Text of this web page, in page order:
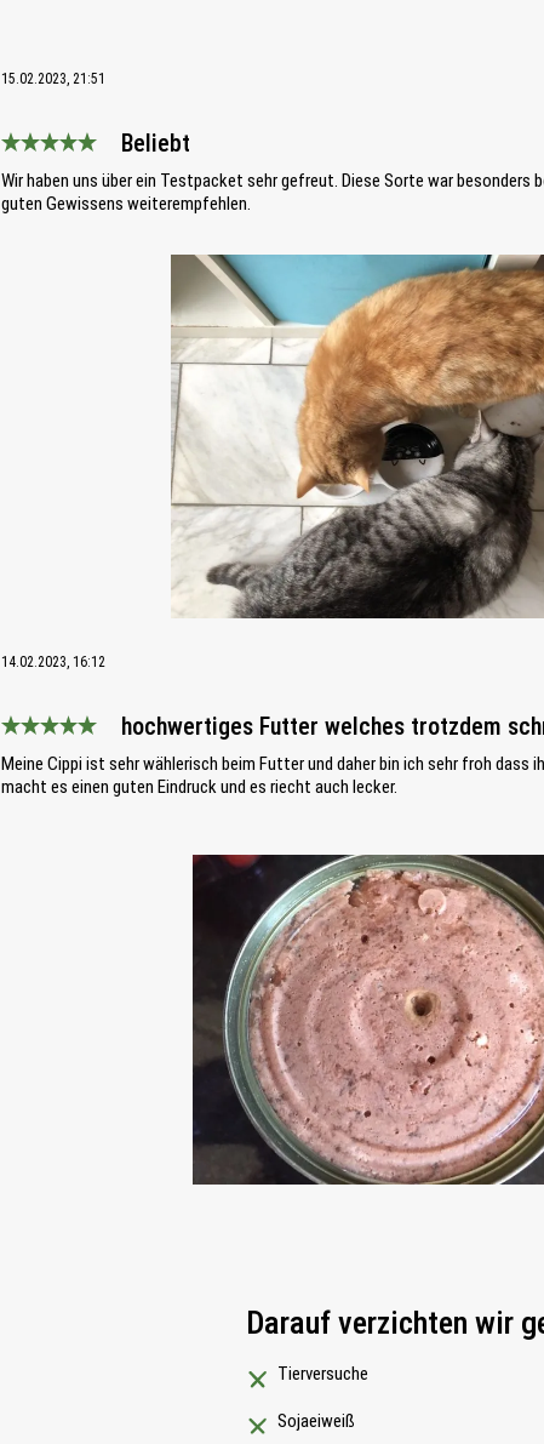
15.02.2023, 21:51
Beliebt
Wir haben uns über ein Testpacket sehr gefreut. Diese Sorte war besonders
guten Gewissens weiterempfehlen.
14.02.2023, 16:12
hochwertiges Futter welches trotzdem
Meine Cippi ist sehr wählerisch beim Futter und daher bin ich sehr froh
macht es einen guten Eindruck und es riecht auch lecker.
Darauf verzichten wir
Tierversuche
Sojaeiweiß